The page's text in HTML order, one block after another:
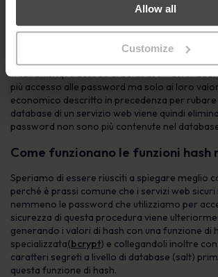
Allow all
Customize
A parte l’uso della funzione hash, non è
procedura di login. Dalle proprietà delle
crittografiche, ne consegue che il confronto
altrettanto valido del confronto diretto delle
password non sono più memorizzate nel
web. Chiunque acceda al database -
più accesso alle password ma solo ai loro
economico descritto in precedenza per
database di un servizio web viene quindi
password non sono più contenute nel
Come funzionano le funzioni
Speriamo di essere riusciti a spiegare meglio
perché è prassi comune che i servizi web
nemmeno le password che utilizziamo per
sicurezza di questa procedura viene
generando i valori di hash con una funzione di
specializzata(bcrypt) e collegandoli inoltre
caratteri segreti a livello di database (salt)
questa funzione di hash.